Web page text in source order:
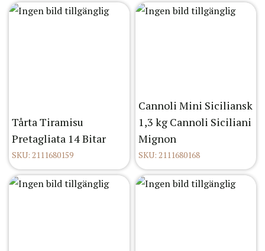
Tårta Tiramisu
Pretagliata 14 Bitar
SKU: 2111680159
Cannoli Mini Siciliansk
1,3 kg Cannoli Siciliani
Mignon
SKU: 2111680168